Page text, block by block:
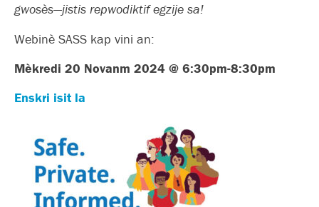
gwosès—jistis repwodiktif egzije sa!
Webinè SASS kap vini an:
Mèkredi 20 Novanm 2024 @ 6:30pm-8:30pm
Enskri isit la